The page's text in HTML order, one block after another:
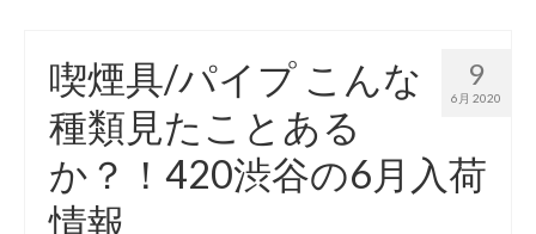
9
6月 2020
喫煙具/パイプ こんな
種類見たことある
か？！420渋谷の6月入荷
情報